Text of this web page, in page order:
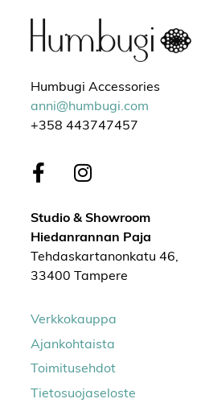
Humbugi Accessories
anni@humbugi.com
+358 443747457
Studio & Showroom
Hiedanrannan Paja
Tehdaskartanonkatu 46,
33400 Tampere
Verkkokauppa
Ajankohtaista
Toimitusehdot
Tietosuojaseloste